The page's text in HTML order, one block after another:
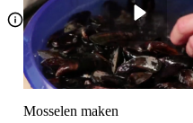
Mosselen maken